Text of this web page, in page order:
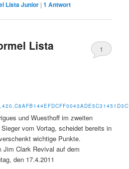
Lista Junior |1 Antwort
Lista
1
und Wuesthoff im zweiten
vom Vortag, scheidet bereits in
wichtige Punkte.
Jim Clark Revival auf dem
den 17.4.2011